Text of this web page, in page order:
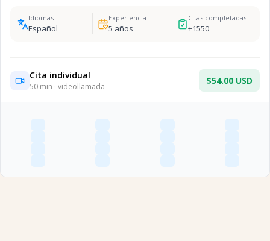
Idiomas
Español
Experiencia
5 años
Citas completadas
+1550
Cita individual
50 min · videollamada
$54.00 USD